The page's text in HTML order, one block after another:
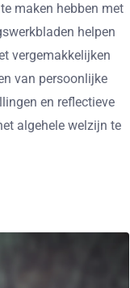
maken hebben met
helpen
vergemakkelijken
van persoonlijke
en reflectieve
algehele welzijn te